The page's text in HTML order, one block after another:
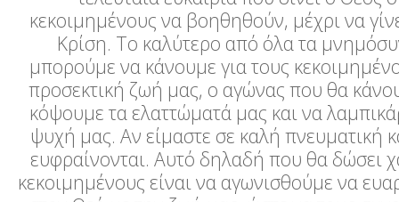
κεκοιμημένους να βοηθηθούν, μέχρι να
Κρίση. Το καλύτερο από όλα τα
μπορούμε να κάνουμε για τους
προσεκτική ζωή μας, ο αγώνας που θα
κόψουμε τα ελαττώματά μας και να
ψυχή μας. Αν είμαστε σε καλή πνευ­ματική
ευφραίνονται. Αυτό δηλαδή που θα δώσει
κεκοιμημένους είναι να αγωνισθούμε να